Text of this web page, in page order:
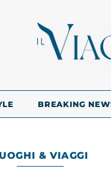
BREAKING
& VIAGGI